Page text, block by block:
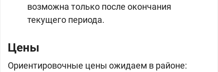
возможна только после окончания
текущего периода.
Цены
Ориентировочные цены ожидаем в районе: